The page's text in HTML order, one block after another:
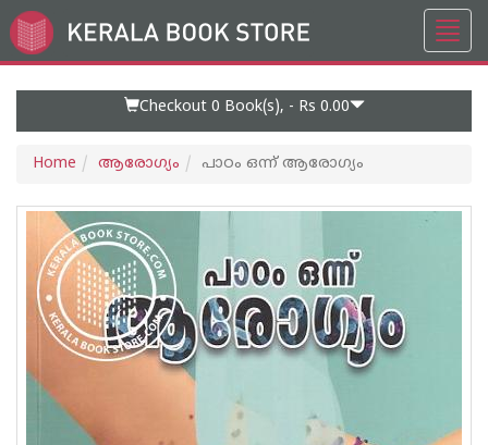
Go
to
Checkout 0 Book(s), - Rs 0.00
Home ആരോഗ്യം പാഠം ഒന്ന് ആരോഗ്യം